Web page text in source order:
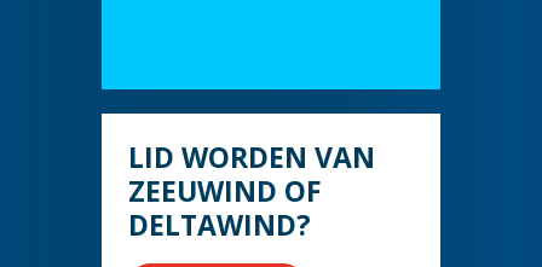
LID WORDEN VAN
ZEEUWIND OF
DELTAWIND?